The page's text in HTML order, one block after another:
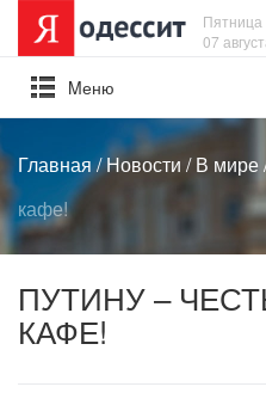
Пятница
07
Mеню
Главная/Новости /В мире
кафе!
ПУТИНУ –
КАФЕ!